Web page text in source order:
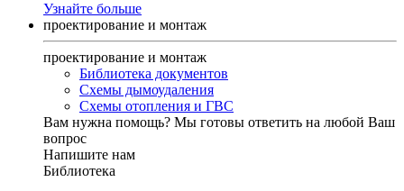
Узнайте больше
проектирование и монтаж
проектирование и монтаж
Библиотека документов
Схемы дымоудаления
Схемы отопления и ГВС
Вам нужна помощь? Мы готовы ответить на любой Ваш
вопрос
Напишите нам
Библиотека